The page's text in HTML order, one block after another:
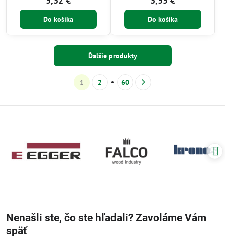
Do košíka Do košíka
Ďalšie produkty
1 2 60
Nenašli ste, čo ste hľadali? Zavoláme Vám
späť